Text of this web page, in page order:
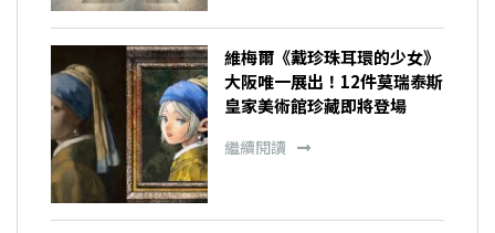
維梅爾《戴珍珠耳環的少女》
大阪唯一展出！12件莫瑞泰斯
皇家美術館珍藏即將登場
繼續閱讀